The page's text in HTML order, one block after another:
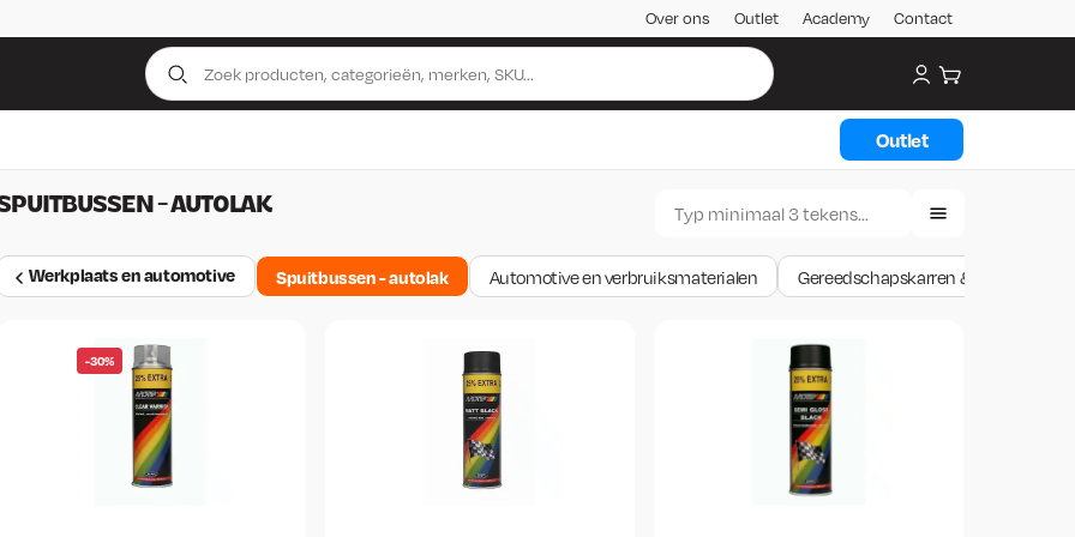
Over ons Outlet Academy Contact
My account
Winkelwagen
Outlet
- AUTOLAK
Werkplaats en automotive Spuitbussen - autolak Automotive en verbruiksmaterialen Gereedschapskarren & -wagens
-30%